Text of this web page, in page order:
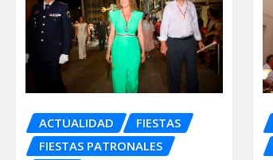
ACTUALIDAD
FIESTAS
FIESTAS PATRONALES